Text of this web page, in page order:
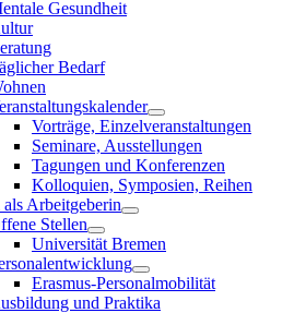
Gesundheit
Bedarf
Vorträge, Einzelveranstaltungen
Seminare, Ausstellungen
Tagungen und Konferenzen
Kolloquien, Symposien, Reihen
Arbeitgeberin
Stellen
Universität Bremen
Erasmus-Personalmobilität
und Praktika